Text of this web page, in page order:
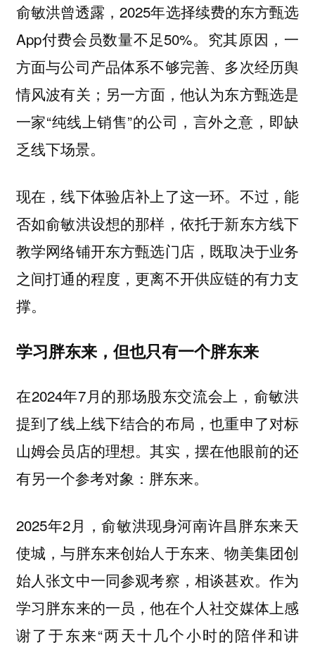
俞敏洪曾透露，2025年选择续费的东方甄选
App付费会员数量不足50%。究其原因，一
方面与公司产品体系不够完善、多次经历舆
情风波有关；另一方面，他认为东方甄选是
一家“纯线上销售”的公司，言外之意，即缺
乏线下场景。
现在，线下体验店补上了这一环。不过，能
否如俞敏洪设想的那样，依托于新东方线下
教学网络铺开东方甄选门店，既取决于业务
之间打通的程度，更离不开供应链的有力支
撑。
学习胖东来，但也只有一个胖东来
在2024年7月的那场股东交流会上，俞敏洪
提到了线上线下结合的布局，也重申了对标
山姆会员店的理想。其实，摆在他眼前的还
有另一个参考对象：胖东来。
2025年2月，俞敏洪现身河南许昌胖东来天
使城，与胖东来创始人于东来、物美集团创
始人张文中一同参观考察，相谈甚欢。作为
学习胖东来的一员，他在个人社交媒体上感
谢了于东来“两天十几个小时的陪伴和讲